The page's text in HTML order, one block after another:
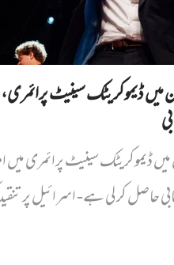
ڈیموکریٹک سینیٹ پرائمری،
ڈیموکریٹک سینیٹ پرائمری میں‌
حاصل کر لی ہے- اسرائیل پر